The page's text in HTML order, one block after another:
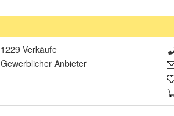
1229 Verkäufe
Gewerblicher Anbieter